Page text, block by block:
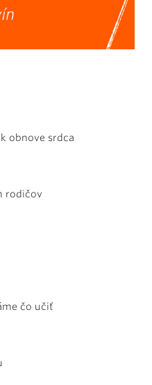
obnove srdca
rodičov
čo učiť